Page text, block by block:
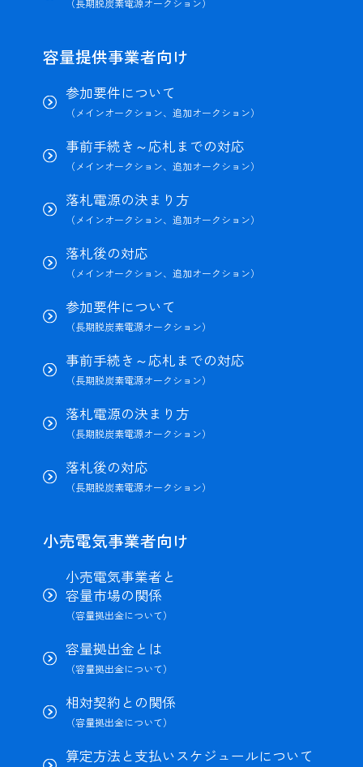
容量提供事業者向け
参加要件について
（メインオークション、追加オークション）
事前手続き～応札までの対応
（メインオークション、追加オークション）
落札電源の決まり方
（メインオークション、追加オークション）
落札後の対応
（メインオークション、追加オークション）
参加要件について
（長期脱炭素電源オークション）
事前手続き～応札までの対応
（長期脱炭素電源オークション）
落札電源の決まり方
（長期脱炭素電源オークション）
落札後の対応
（長期脱炭素電源オークション）
小売電気事業者向け
小売電気事業者と
容量市場の関係
（容量拠出金について）
容量拠出金とは
（容量拠出金について）
相対契約との関係
（容量拠出金について）
算定方法と支払いスケジュールについて